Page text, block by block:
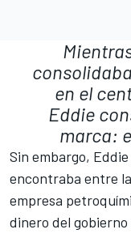
en el
Eddie
marca:
Sin embargo,
encontraba entre
empresa
dinero del